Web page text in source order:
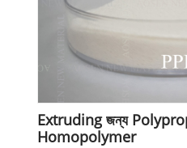
Extruding জন্য
Homopolymer